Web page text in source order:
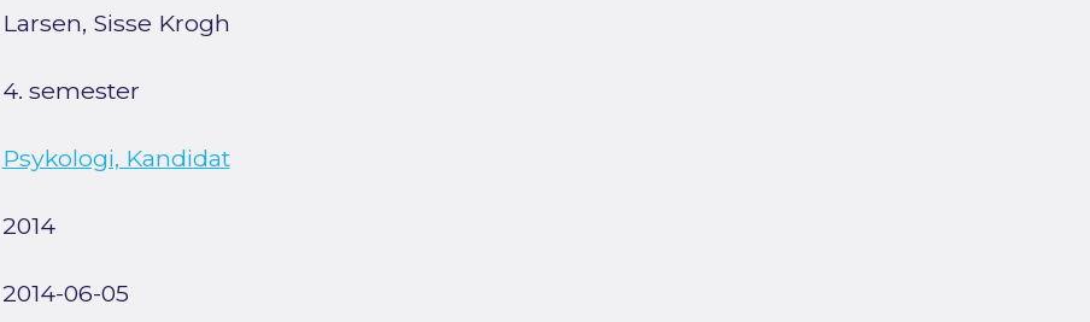
Larsen, Sisse Krogh
4. semester
Psykologi, Kandidat
2014
2014-06-05